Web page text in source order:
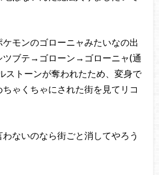
モンのゴローニャみたいなの出
ツブテ→ゴローン→ゴローニャ(通
ストーンが奪われたため、変身で
ゃくちゃにされた街を見てリコ
わないのなら街ごと消してやろう